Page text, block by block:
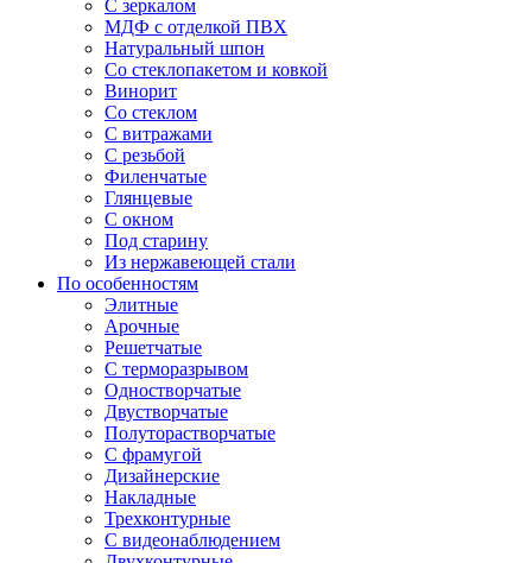
С зеркалом
МДФ с отделкой ПВХ
Натуральный шпон
Со стеклопакетом и ковкой
Винорит
Со стеклом
С витражами
С резьбой
Филенчатые
Глянцевые
С окном
Под старину
Из нержавеющей стали
По особенностям
Элитные
Арочные
Решетчатые
С терморазрывом
Одностворчатые
Двустворчатые
Полуторастворчатые
С фрамугой
Дизайнерские
Накладные
Трехконтурные
С видеонаблюдением